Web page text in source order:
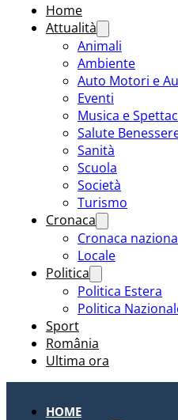
Home
Attualità
Animali
Ambiente
Auto Motori e
Eventi
Musica e
Salute
Sanità
Scuola
Società
Turismo
Cronaca
Cronaca
Locale
Politica
Politica Estera
Politica
Sport
România
Ultima ora
HOME